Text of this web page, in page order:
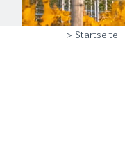
> Startseite